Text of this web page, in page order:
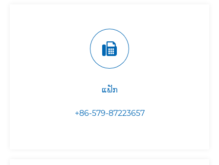
ແຟັກ
+86-579-87223657